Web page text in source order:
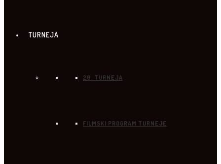
TURNEJA
20. TURNEJA
FILMSKI PROGRAM TURNEJE